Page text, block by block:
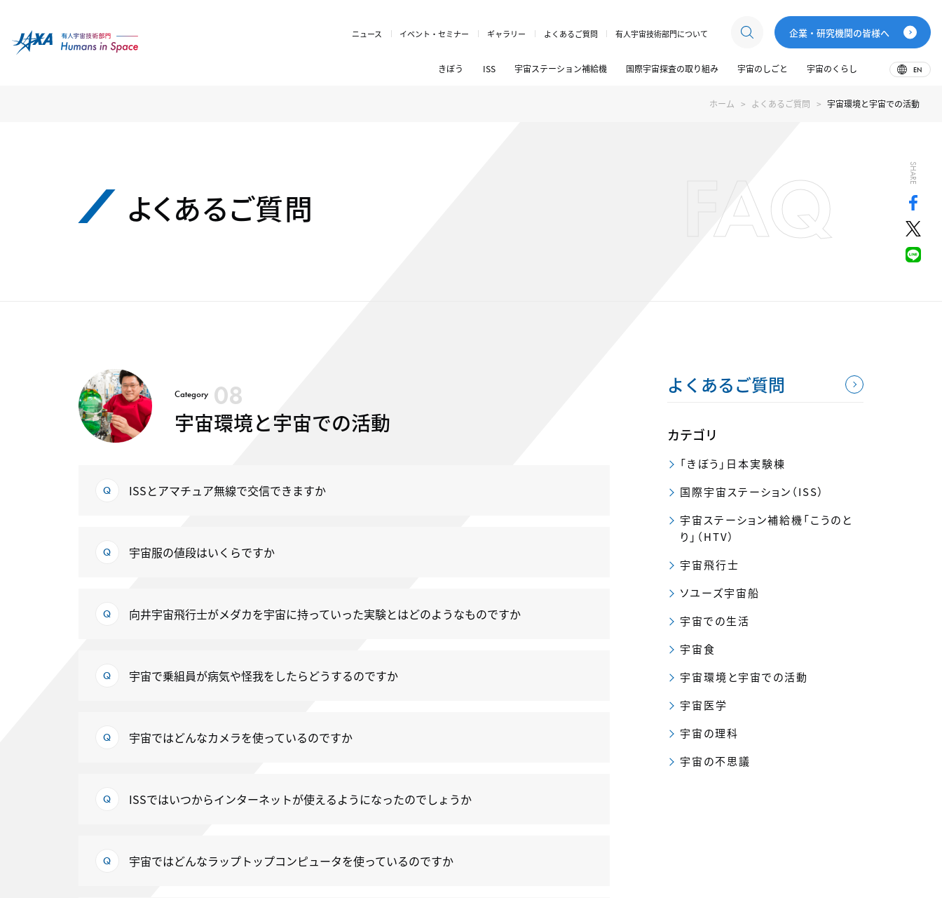
ニュース イベント・セミナー ギャラリー よくあるご質問 有人宇宙技術部門について 企業・研究機関の皆様へ
きぼう ISS 宇宙ステーション補給機 国際宇宙探査の取り組み 宇宙のしごと 宇宙のくらし EN
ホーム よくあるご質問 宇宙環境と宇宙での活動
よくあるご質問 FAQ SHARE
Category 08
宇宙環境と宇宙での活動
ISSとアマチュア無線で交信できますか
宇宙服の値段はいくらですか
向井宇宙飛行士がメダカを宇宙に持っていった実験とはどのようなものですか
宇宙で乗組員が病気や怪我をしたらどうするのですか
宇宙ではどんなカメラを使っているのですか
ISSではいつからインターネットが使えるようになったのでしょうか
宇宙ではどんなラップトップコンピュータを使っているのですか
よくあるご質問
カテゴリ
「きぼう」日本実験棟
国際宇宙ステーション（ISS）
宇宙ステーション補給機「こうのと
り」（HTV）
宇宙飛行士
ソユーズ宇宙船
宇宙での生活
宇宙食
宇宙環境と宇宙での活動
宇宙医学
宇宙の理科
宇宙の不思議